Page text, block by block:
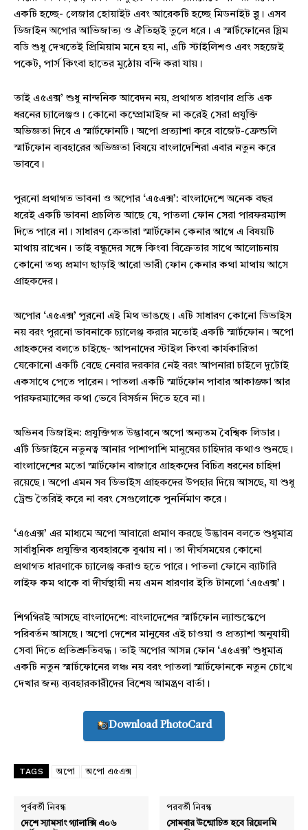
একটি হচ্ছে- লেজার হোয়াইট এবং আরেকটি হচ্ছে মিডনাইট ব্লু। এসব
ডিজাইন অপোর আভিজাত্য ও ঐতিহ্যই তুলে ধরে। এ স্মার্টফোনের স্লিম
বডি শুধু দেখতেই প্রিমিয়াম মনে হয় না, এটি স্টাইলিশও এবং সহজেই
পকেট, পার্স কিংবা হাতের মুঠোয় বন্দি করা যায়।
তাই এ৫এক্স’ শুধু নান্দনিক আবেদন নয়, প্রথাগত ধারণার প্রতি এক
ধরনের চ্যালেঞ্জও। কোনো কম্প্রোমাইজ না করেই সেরা প্রযুক্তি
অভিজ্ঞতা দিবে এ স্মার্টফোনটি। অপো প্রত্যাশা করে বাজেট-ফ্রেন্ডলি
স্মার্টফোন ব্যবহারের অভিজ্ঞতা বিষয়ে বাংলাদেশিরা এবার নতুন করে
ভাববে।
পুরনো প্রথাগত ভাবনা ও অপোর ‘এ৫এক্স’: বাংলাদেশে অনেক বছর
ধরেই একটি ভাবনা প্রচলিত আছে যে, পাতলা ফোন সেরা পারফরম্যান্স
দিতে পারে না। সাধারণ ক্রেতারা স্মার্টফোন কেনার আগে এ বিষয়টি
মাথায় রাখেন। তাই বন্ধুদের সঙ্গে কিংবা বিক্রেতার সাথে আলোচনায়
কোনো তথ্য প্রমাণ ছাড়াই আরো ভারী ফোন কেনার কথা মাথায় আসে
গ্রাহকদের।
অপোর ‘এ৫এক্স’ পুরনো এই মিথ ভাঙছে। এটি সাধারণ কোনো ডিভাইস
নয় বরং পুরনো ভাবনাকে চ্যালেঞ্জ করার মতোই একটি স্মার্টফোন। অপো
গ্রাহকদের বলতে চাইছে- আপনাদের স্টাইল কিংবা কার্যকারিতা
যেকোনো একটি বেছে নেবার দরকার নেই বরং আপনারা চাইলে দুটোই
একসাথে পেতে পারেন। পাতলা একটি স্মার্টফোন পাবার আকাঙ্ক্ষা আর
পারফরম্যান্সের কথা ভেবে বিসর্জন দিতে হবে না।
অভিনব ডিজাইন: প্রযুক্তিগত উদ্ভাবনে অপো অন্যতম বৈশ্বিক লিডার।
এটি ডিজাইনে নতুনত্ব আনার পাশাপাশি মানুষের চাহিদার কথাও শুনছে।
বাংলাদেশের মতো স্মার্টফোন বাজারে গ্রাহকদের বিচিত্র ধরনের চাহিদা
রয়েছে। অপো এমন সব ডিভাইস গ্রাহকদের উপহার দিয়ে আসছে, যা শুধু
ট্রেন্ড তৈরিই করে না বরং সেগুলোকে পুনর্নিমাণ করে।
‘এ৫এক্স’ এর মাধ্যমে অপো আবারো প্রমাণ করছে উদ্ভাবন বলতে শুধুমাত্র
সার্বাধুনিক প্রযুক্তির ব্যবহারকে বুঝায় না। তা দীর্ঘসময়ের কোনো
প্রথাগত ধারণাকে চ্যালেঞ্জ করাও হতে পারে। পাতলা ফোনে ব্যাটারি
লাইফ কম থাকে বা দীর্ঘস্থায়ী নয় এমন ধারণার ইতি টানলো ‘এ৫এক্স’।
শিগগিরই আসছে বাংলাদেশে: বাংলাদেশের স্মার্টফোন ল্যান্ডস্কেপে
পরিবর্তন আসছে। অপো দেশের মানুষের এই চাওয়া ও প্রত্যাশা অনুযায়ী
সেবা দিতে প্রতিশ্রুতিবদ্ধ। তাই অপোর আসন্ন ফোন ‘এ৫এক্স’ শুধুমাত্র
একটি নতুন স্মার্টফোনের লঞ্চ নয় বরং পাতলা স্মার্টফোনকে নতুন চোখে
দেখার জন্য ব্যবহারকারীদের বিশেষ আমন্ত্রণ বার্তা।
Download PhotoCard
TAGS অপো অপো এ৫এক্স
পূর্ববর্তী নিবন্ধ
দেশে স্যামসাং গ্যালাক্সি এ০৬
পরবর্তী নিবন্ধ
সোমবার উন্মোচিত হবে রিয়েলমি